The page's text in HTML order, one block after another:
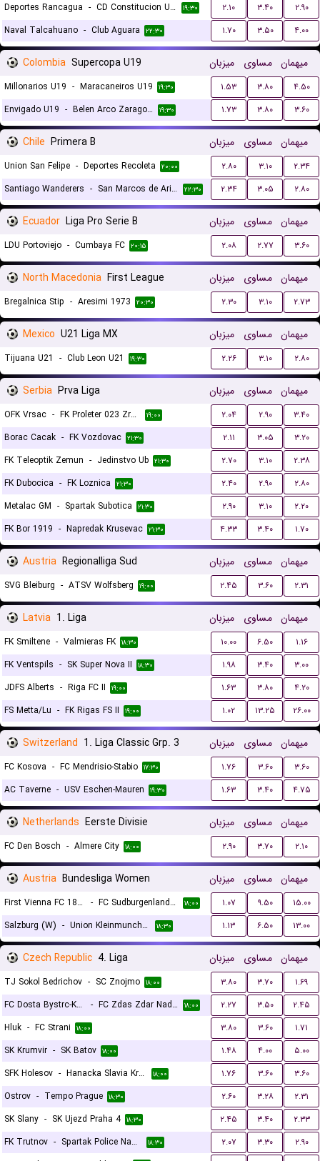
Deportes Rancagua - CD Constitucion Unido ۱۹:۳۰ ۲.۱۰ ۳.۴۰
۲.۹۰
Naval Talcahuano - Club Aguara ۲۲:۳۰ ۱.۷۰ ۳.۵۰ ۴.۰۰
Colombia Supercopa U19 میزبان مساوی میهمان
Millonarios U19 - Maracaneiros U19 ۱۹:۳۰ ۱.۵۳ ۳.۸۰
۴.۵۰
Envigado U19 - Belen Arco Zaragoza U19 ۱۹:۳۰ ۱.۷۳ ۳.۸۰ ۳.۶۰
Chile Primera B میزبان مساوی میهمان
Union San Felipe - Deportes Recoleta ۲۰:۰۰ ۲.۸۰ ۳.۱۰
۲.۳۴
Santiago Wanderers - San Marcos de Arica ۲۲:۳۰ ۲.۳۴ ۳.۰۵ ۲.۸۰
Ecuador Liga Pro Serie B میزبان مساوی میهمان
LDU Portoviejo - Cumbaya FC ۲۰:۱۵ ۲.۰۸ ۲.۷۷ ۳.۶۰
North Macedonia First League میزبان مساوی میهمان
Bregalnica Stip - Aresimi 1973 ۲۰:۳۰ ۲.۳۰ ۳.۱۰ ۲.۷۳
Mexico U21 Liga MX میزبان مساوی میهمان
Tijuana U21 - Club Leon U21 ۱۹:۳۰ ۲.۲۶ ۳.۱۰ ۲.۸۰
Serbia Prva Liga میزبان مساوی میهمان
OFK Vrsac - FK Proleter 023 Zrenjanin ۱۹:۰۰ ۲.۰۴ ۲.۹۰
۳.۴۰
Borac Cacak - FK Vozdovac ۲۱:۳۰ ۲.۱۱ ۳.۰۵
۳.۲۰
FK Teleoptik Zemun - Jedinstvo Ub ۲۱:۳۰ ۲.۷۰ ۳.۱۰
۲.۳۸
FK Dubocica - FK Loznica ۲۱:۳۰ ۲.۴۰ ۲.۹۰
۲.۸۰
Metalac GM - Spartak Subotica ۲۱:۳۰ ۲.۹۰ ۳.۱۰
۲.۲۰
FK Bor 1919 - Napredak Krusevac ۲۱:۳۰ ۴.۳۳ ۳.۴۰ ۱.۷۰
Austria Regionalliga Sud میزبان مساوی میهمان
SVG Bleiburg - ATSV Wolfsberg ۱۹:۰۰ ۲.۴۵ ۳.۶۰ ۲.۳۱
Latvia 1. Liga میزبان مساوی میهمان
FK Smiltene - Valmieras FK ۱۸:۳۰ ۱۰.۰۰ ۶.۵۰
۱.۱۶
FK Ventspils - SK Super Nova II ۱۸:۳۰ ۱.۹۸ ۳.۴۰
۳.۰۰
JDFS Alberts - Riga FC II ۱۹:۰۰ ۱.۶۳ ۳.۸۰
۴.۲۰
FS Metta/Lu - FK Rigas FS II ۱۹:۰۰ ۱.۰۲ ۱۳.۲۵ ۲۶.۰۰
Switzerland 1. Liga Classic Grp. 3 میزبان مساوی میهمان
FC Kosova - FC Mendrisio-Stabio ۱۷:۳۰ ۱.۷۶ ۳.۶۰
۳.۶۰
AC Taverne - USV Eschen-Mauren ۱۹:۳۰ ۱.۶۳ ۳.۴۰ ۴.۷۵
Netherlands Eerste Divisie میزبان مساوی میهمان
FC Den Bosch - Almere City ۱۸:۰۰ ۲.۹۰ ۳.۷۰ ۲.۱۰
Austria Bundesliga Women میزبان مساوی میهمان
First Vienna FC 1894 (W) - FC Sudburgenland/TSV Hartberg (W) ۱۸:۰۰ ۱.۰۷ ۹.۵۰
۱۵.۰۰
Salzburg (W) - Union Kleinmunchen (W) ۱۸:۳۰ ۱.۱۳ ۶.۵۰ ۱۳.۰۰
Czech Republic 4. Liga میزبان مساوی میهمان
TJ Sokol Bedrichov - SC Znojmo ۱۸:۰۰ ۳.۸۰ ۳.۷۰
۱.۶۹
FC Dosta Bystrc-Kninicky
- FC Zdas Zdar Nad Sazavou ۱۸:۰۰ ۲.۲۷ ۳.۵۰
۲.۴۵
Hluk - FC Strani ۱۸:۰۰ ۳.۸۰ ۳.۶۰
۱.۷۱
SK Krumvir - SK Batov ۱۸:۰۰ ۱.۴۸ ۴.۰۰
۵.۰۰
SFK Holesov - Hanacka Slavia Kromeriz B ۱۸:۰۰ ۱.۷۶ ۳.۶۰
۳.۶۰
Ostrov - Tempo Prague ۱۸:۳۰ ۲.۶۰ ۳.۲۸
۲.۳۱
SK Slany - SK Ujezd Praha 4 ۱۸:۳۰ ۲.۴۵ ۳.۴۰
۲.۳۳
FK Trutnov - Spartak Police Nad Metuji ۱۸:۳۰ ۲.۰۷ ۳.۳۰
۲.۹۰